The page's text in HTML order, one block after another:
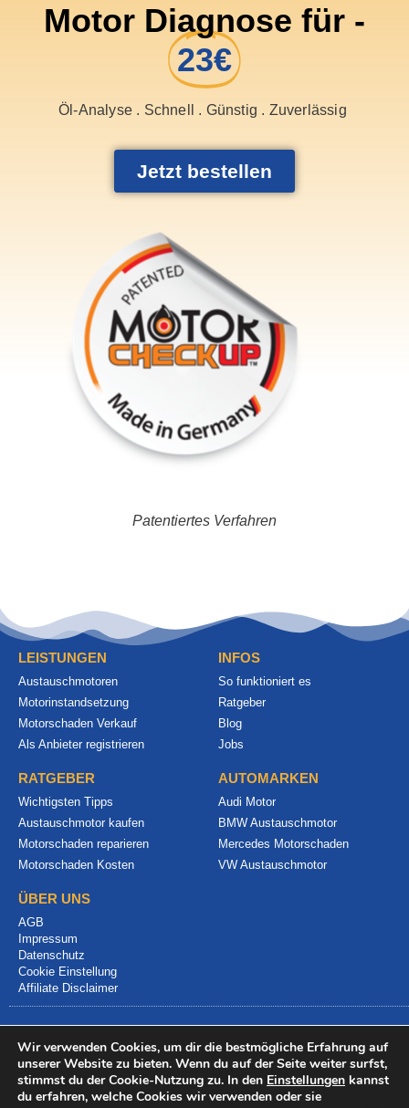
Motor Diagnose für -
23€
Öl-Analyse . Schnell . Günstig . Zuverlässig
Jetzt bestellen
Patentiertes Verfahren
LEISTUNGEN
Austauschmotoren
Motorinstandsetzung
Motorschaden Verkauf
Als Anbieter registrieren
INFOS
So funktioniert es
Ratgeber
Blog
Jobs
RATGEBER
Wichtigsten Tipps
Austauschmotor kaufen
Motorschaden reparieren
Motorschaden Kosten
AUTOMARKEN
Audi Motor
BMW Austauschmotor
Mercedes Motorschaden
VW Austauschmotor
ÜBER UNS
AGB
Impressum
Datenschutz
Cookie Einstellung
Affiliate Disclaimer
© 2024 info@motorschadenvergleich.de
Wir verwenden Cookies, um dir die bestmögliche Erfahrung auf
unserer Website zu bieten. Wenn du auf der Seite weiter surfst,
stimmst du der Cookie-Nutzung zu. In den Einstellungen kannst
du erfahren, welche Cookies wir verwenden oder sie